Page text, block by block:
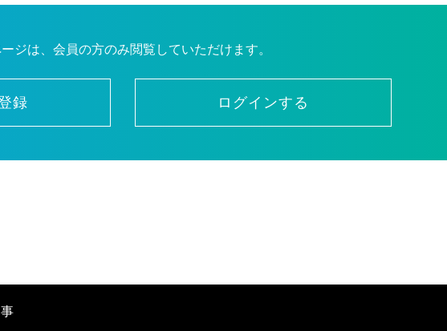
ジは、会員の方のみ閲覧していただけます。
録 ログインする